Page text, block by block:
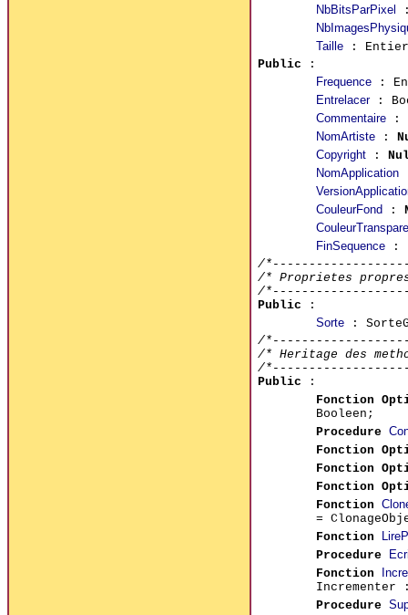
NbBitsParPixel
Taille:
Public :
Frequence:
Entrelacer:
Commentaire:
NomArtiste:
Copyright:
NomApplication
CouleurFond :
FinSequence:
/
/* Proprietes
/
Public :
Sorte:
/
/* Heritage des
/
Public :
Fonction
Booleen;
Procedure
Fonction
Fonction
Fonction
Fonction
=
Fonction
Procedure
Fonction
Procedure